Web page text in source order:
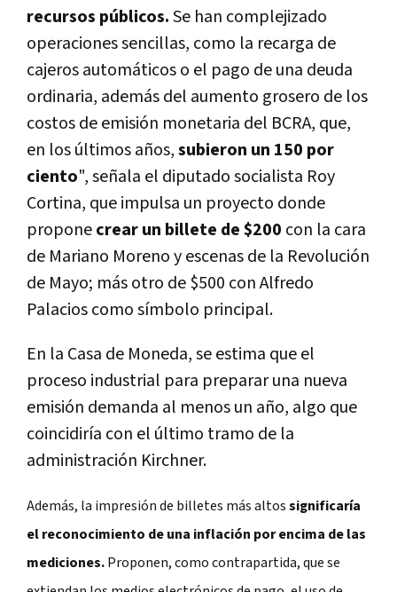
recursos públicos.Se han complejizado
operaciones sencillas, como la recarga de
cajeros automáticos o el pago de una deuda
ordinaria, además del aumento grosero de los
costos de emisión monetaria del BCRA, que,
en los últimos años,subieron un 150 por
ciento", señala el diputado socialista Roy
Cortina, que impulsa un proyecto donde
proponecrear un billete de $200 con la cara
de Mariano Moreno y escenas de la Revolución
de Mayo; más otro de $500 con Alfredo
Palacios como símbolo principal.
En la Casa de Moneda, se estima que el
proceso industrial para preparar una nueva
emisión demanda al menos un año, algo que
coincidiría con el último tramo de la
administración Kirchner.
Además, la impresión de billetes más altossignificaría
el reconocimiento de una inflación por encima de las
mediciones.Proponen, como contrapartida, que se